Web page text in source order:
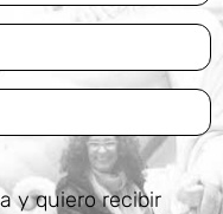
y quiero recibir